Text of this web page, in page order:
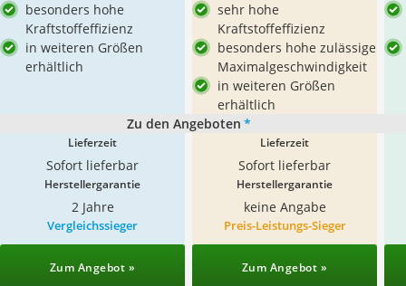
besonders hohe
Kraftstoffeffizienz
in weiteren Größen
erhältlich
sehr hohe
Kraftstoffeffizienz
besonders hohe zulässige
Maximalgeschwindigkeit
in weiteren Größen
erhältlich
Zu den Angeboten *
Lieferzeit
Sofort lieferbar
Lieferzeit
Sofort lieferbar
Herstellergarantie
2 Jahre
Herstellergarantie
keine Angabe
Vergleichssieger
Zum Angebot »
Preis-Leistungs-Sieger
Zum Angebot »